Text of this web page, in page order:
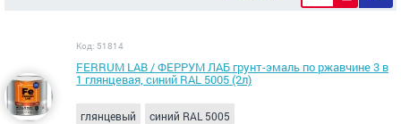
Код: 51814
FERRUM LAB / ФЕРРУМ ЛАБ грунт-эмаль по ржавчине 3 в
1 глянцевая, синий RAL 5005 (2л)
глянцевый синий RAL 5005